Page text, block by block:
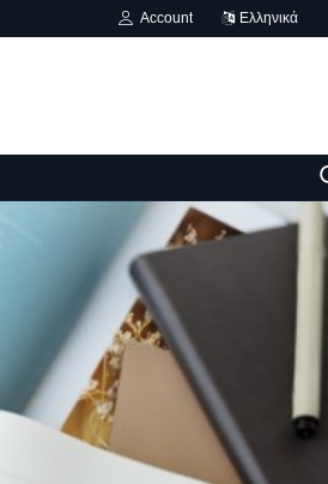
Account Ελληνικά